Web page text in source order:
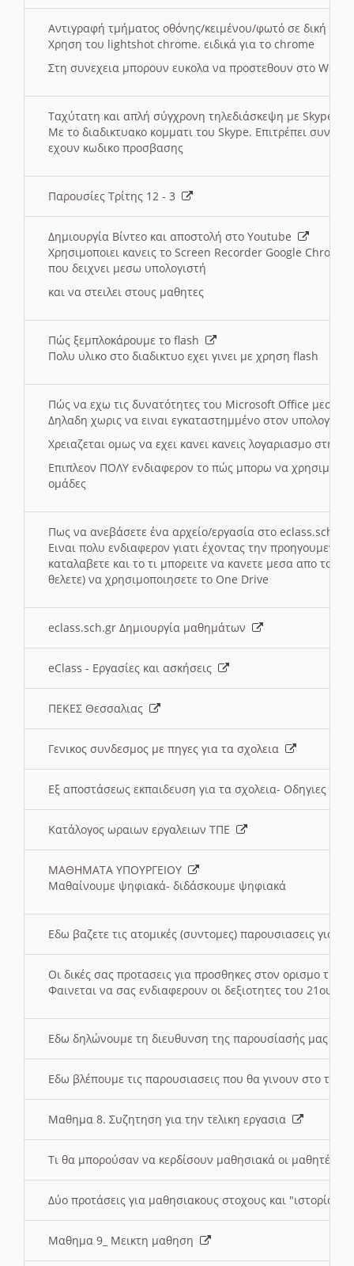
Αντιγραφή τμήματος οθόνης/κειμένου/φωτό σε δική
Χρηση του lightshot chrome. ειδικά για το chrome
Στη συνεχεια μπορουν ευκολα να προστεθουν στο Word
Ταχύτατη και απλή σύγχρονη τηλεδιάσκεψη με Skype
Με το διαδικτυακο κομματι του Skype. Επιτρέπει
εχουν κωδικο προσβασης
Παρουσίες Τρίτης 12 - 3
Δημιουργία Βίντεο και αποστολή στο Youtube
Χρησιμοποιει κανεις το Screen Recorder Google Chrome
που δειχνει μεσω υπολογιστή
και να στειλει στους μαθητες
Πώς ξεμπλοκάρουμε το flash
Πολυ υλικο στο διαδικτυο εχει γινει με χρηση flash
Πώς να εχω τις δυνατότητες του Microsoft Office μεσω
Δηλαδη χωρις να ειναι εγκαταστημμένο στον
Χρειαζεται ομως να εχει κανει κανεις λογαριασμο στη
Επιπλεον ΠΟΛΥ ενδιαφερον το πώς μπορω να
ομάδες
Πως να ανεβάσετε ένα αρχείο/εργασία στο eclass.sch.gr
Ειναι πολυ ενδιαφερον γιατι έχοντας την
καταλαβετε και το τι μπορειτε να κανετε μεσα απο το
θελετε) να χρησιμοποιησετε το One Drive
eclass.sch.gr Δημιουργία μαθημάτων
eClass - Εργασίες και ασκήσεις
ΠΕΚΕΣ Θεσσαλιας
Γενικος συνδεσμος με πηγες για τα σχολεια
Εξ αποστάσεως εκπαιδευση για τα σχολεια- Οδηγιες
Κατάλογος ωραιων εργαλειων ΤΠΕ
ΜΑΘΗΜΑΤΑ ΥΠΟΥΡΓΕΙΟΥ
Μαθαίνουμε ψηφιακά- διδάσκουμε ψηφιακά
Εδω βαζετε τις ατομικές (συντομες) παρουσιασεις για
Οι δικές σας προτασεις για προσθηκες στον ορισμο
Φαινεται να σας ενδιαφερουν οι δεξιοτητες του 21ου
Εδω δηλώνουμε τη διευθυνση της παρουσίασής μας
Εδω βλέπουμε τις παρουσιασεις που θα γινουν στο
Μαθημα 8. Συζητηση για την τελικη εργασια
Τι θα μπορούσαν να κερδίσουν μαθησιακά οι μαθητές/
Δύο προτάσεις για μαθησιακους στοχους και "ιστορία"
Μαθημα 9_ Μεικτη μαθηση